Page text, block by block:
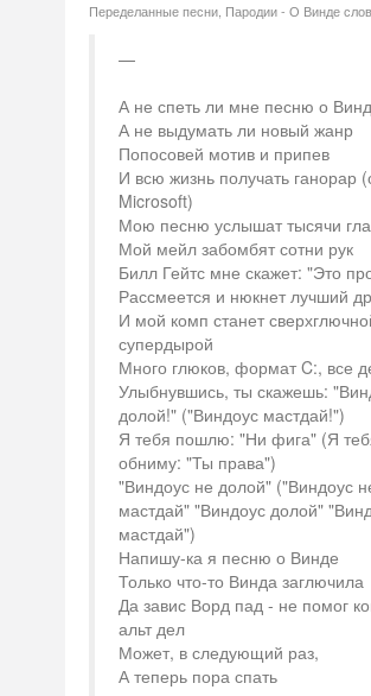
Переделанные песни, Пародии - О Винде
А не спеть ли мне песню о
А не выдумать ли новый жанр
Попосовей мотив и припев
И всю жизнь получать ганорар
Microsoft)
Мою песню услышат тысячи
Мой мейл забомбят сотни рук
Билл Гейтс мне скажет: "Это
Рассмеется и нюкнет лучший
И мой комп станет
супердырой
Много глюков, формат C:, все
Улыбнувшись, ты скажешь:
долой!" ("Виндоус мастдай!")
Я тебя пошлю: "Ни фига" (Я
обниму: "Ты права")
"Виндоус не долой" ("Виндоус
мастдай" "Виндоус долой"
мастдай")
Напишу-ка я песню о Винде
Только что-то Винда заглючила
Да завис Ворд пад - не помог
альт дел
Может, в следующий раз,
А теперь пора спать